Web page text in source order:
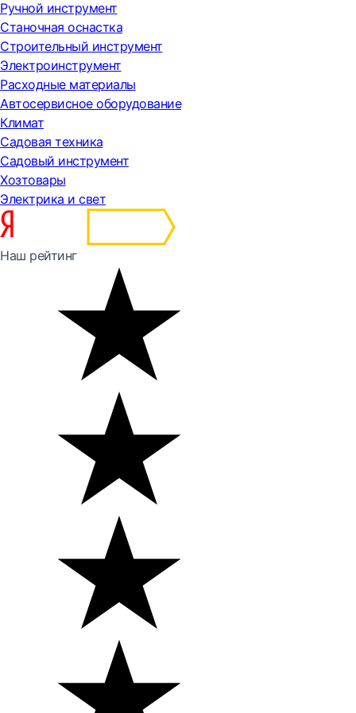
Ручной инструмент
Станочная оснастка
Строительный инструмент
Электроинструмент
Расходные материалы
Автосервисное оборудование
Климат
Садовая техника
Садовый инструмент
Хозтовары
Электрика и свет
Наш рейтинг